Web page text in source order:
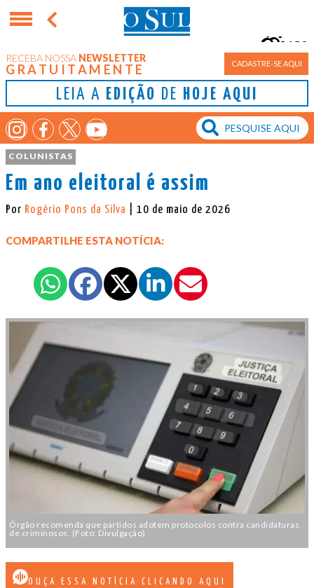
RECEBA NOSSA NEWSLETTER
GRATUITAMENTE CADASTRE-SE AQUI
LEIA A EDIÇÃO DE HOJE AQUI
Porto Alegre
13°
COLUNISTAS
Em ano eleitoral é assim
Por Rogério Pons da Silva | 10 de maio de 2026
COMPARTILHE ESTA NOTÍCIA:
Órgão recomenda que partidos adotem protocolos contra candidaturas
de criminosos. (Foto: Divulgação)
OUÇA ESSA NOTÍCIA CLICANDO AQUI